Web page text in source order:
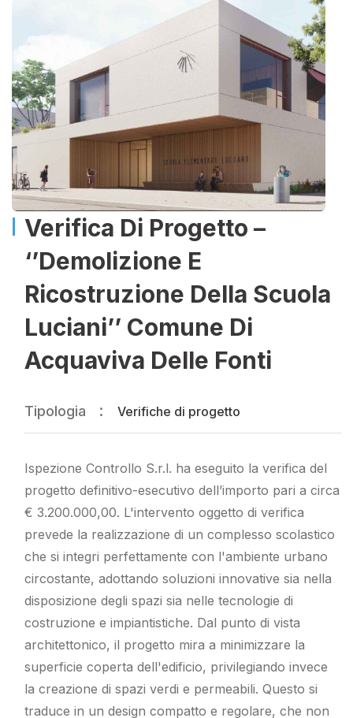
Verifica Di Progetto –
‘’Demolizione E
Ricostruzione Della Scuola
Luciani’’ Comune Di
Acquaviva Delle Fonti
Tipologia Verifiche di progetto
Ispezione Controllo S.r.l. ha eseguito la verifica del
progetto definitivo-esecutivo dell’importo pari a circa
€ 3.200.000,00. L'intervento oggetto di verifica
prevede la realizzazione di un complesso scolastico
che si integri perfettamente con l'ambiente urbano
circostante, adottando soluzioni innovative sia nella
disposizione degli spazi sia nelle tecnologie di
costruzione e impiantistiche. Dal punto di vista
architettonico, il progetto mira a minimizzare la
superficie coperta dell'edificio, privilegiando invece
la creazione di spazi verdi e permeabili. Questo si
traduce in un design compatto e regolare, che non